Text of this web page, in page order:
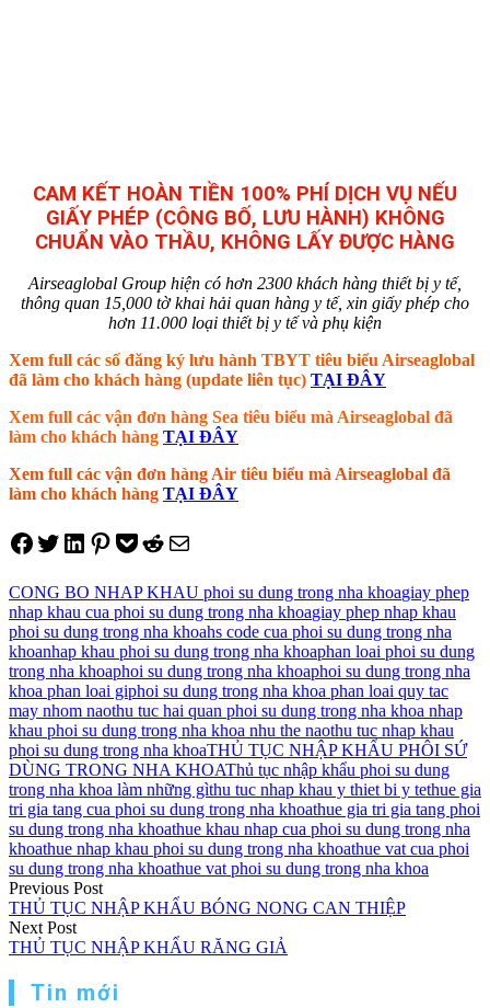
CAM KẾT HOÀN TIỀN 100% PHÍ DỊCH VỤ NẾU
GIẤY PHÉP (CÔNG BỐ, LƯU HÀNH) KHÔNG
CHUẨN VÀO THẦU, KHÔNG LẤY ĐƯỢC HÀNG
Airseaglobal Group hiện có hơn 2300 khách hàng thiết bị y tế,
thông quan 15,000 tờ khai hải quan hàng y tế, xin giấy phép cho
hơn 11.000 loại thiết bị y tế và phụ kiện
Xem full các số đăng ký lưu hành TBYT tiêu biểu Airseaglobal
đã làm cho khách hàng (update liên tục) TẠI ĐÂY
Xem full các vận đơn hàng Sea tiêu biểu mà Airseaglobal đã
làm cho khách hàng TẠI ĐÂY
Xem full các vận đơn hàng Air tiêu biểu mà Airseaglobal đã
làm cho khách hàng TẠI ĐÂY
Share on Facebook
Tweet on Twitter
Share on LinkedIn
Pin on Pinterest
Save to pocket
Share on Reddit
Share via Email
CONG BO NHAP KHAU phoi su dung trong nha khoagiay phep
nhap khau cua phoi su dung trong nha khoagiay phep nhap khau
phoi su dung trong nha khoahs code cua phoi su dung trong nha
khoanhap khau phoi su dung trong nha khoaphan loai phoi su dung
trong nha khoaphoi su dung trong nha khoaphoi su dung trong nha
khoa phan loai giphoi su dung trong nha khoa phan loai quy tac
may nhom naothu tuc hai quan phoi su dung trong nha khoa nhap
khau phoi su dung trong nha khoa nhu the naothu tuc nhap khau
phoi su dung trong nha khoaTHỦ TỤC NHẬP KHẨU PHÔI SỨ
DÙNG TRONG NHA KHOAThủ tục nhập khẩu phoi su dung
trong nha khoa làm những gìthu tuc nhap khau y thiet bi y tethue gia
tri gia tang cua phoi su dung trong nha khoathue gia tri gia tang phoi
su dung trong nha khoathue khau nhap cua phoi su dung trong nha
khoathue nhap khau phoi su dung trong nha khoathue vat cua phoi
su dung trong nha khoathue vat phoi su dung trong nha khoa
Điều
hướng
bài
viết
Previous Post
THỦ TỤC NHẬP KHẨU BÓNG NONG CAN THIỆP
Next Post
THỦ TỤC NHẬP KHẨU RĂNG GIẢ
Tin mới